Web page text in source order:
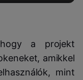
a projekt
amikkel
mint